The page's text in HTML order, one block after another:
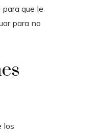
que le
para no
los